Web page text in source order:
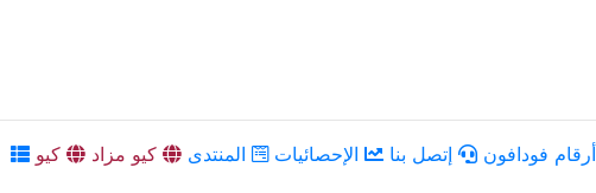
أرقام فودافون إتصل بنا الإحصائيات المنتدى كيو مزاد
كيو